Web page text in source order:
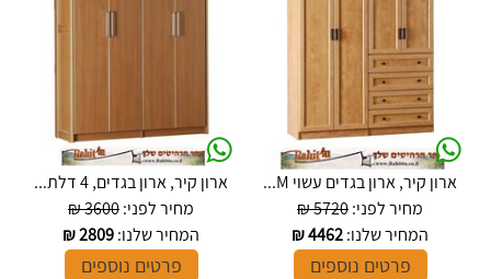
ארון קיר, ארון בגדים עשוי M...
מחיר לפני:5720 ₪
המחיר שלנו:4462
₪
פרטים נוספים
ארון קיר, ארון בגדים, 4 דלת...
מחיר לפני:3600 ₪
המחיר שלנו:2809
₪
פרטים נוספים